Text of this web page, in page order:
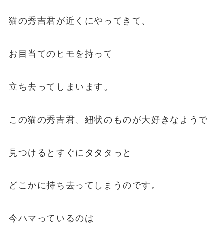
猫の秀吉君が近くにやってきて、
お目当てのヒモを持って
立ち去ってしまいます。
この猫の秀吉君、紐状のものが大好きなようで
見つけるとすぐにタタタっと
どこかに持ち去ってしまうのです。
今ハマっているのは